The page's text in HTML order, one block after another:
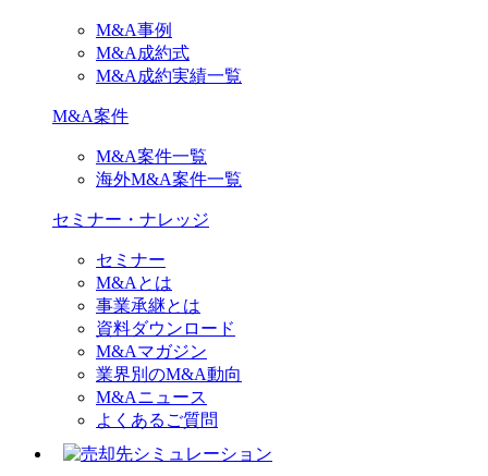
M&A事例
M&A成約式
M&A成約実績一覧
M&A案件
M&A案件一覧
海外M&A案件一覧
セミナー・ナレッジ
セミナー
M&Aとは
事業承継とは
資料ダウンロード
M&Aマガジン
業界別のM&A動向
M&Aニュース
よくあるご質問